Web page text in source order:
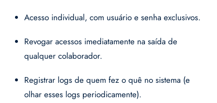
Acesso individual, com usuário e senha exclusivos.
Revogar acessos imediatamente na saída de
qualquer colaborador.
Registrar logs de quem fez o quê no sistema (e
olhar esses logs periodicamente).